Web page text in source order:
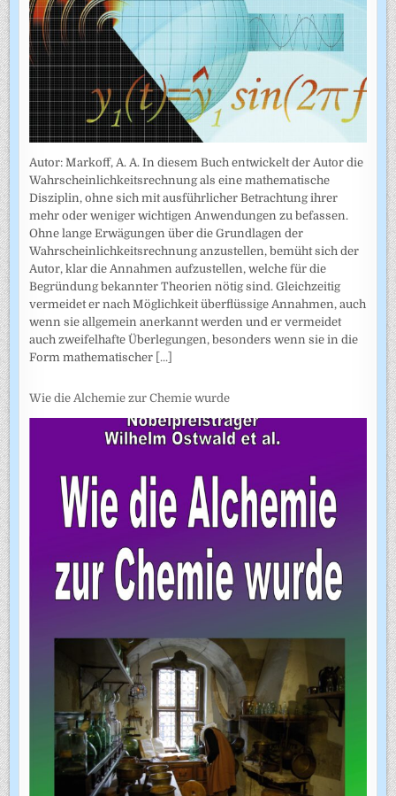
Autor: Markoff, A. A. In diesem Buch entwickelt der Autor die
Wahrscheinlichkeitsrechnung als eine mathematische
Disziplin, ohne sich mit ausführlicher Betrachtung ihrer
mehr oder weniger wichtigen Anwendungen zu befassen.
Ohne lange Erwägungen über die Grundlagen der
Wahrscheinlich­keitsrechnung anzustellen, bemüht sich der
Autor, klar die Annahmen auf­zustellen, welche für die
Begründung bekannter Theorien nötig sind. Gleichzeitig
vermeidet er nach Möglichkeit überflüssige Annahmen, auch
wenn sie allgemein anerkannt werden und er vermeidet
auch zweifel­hafte Überlegungen, besonders wenn sie in die
Form mathematischer [...]
Wie die Alchemie zur Chemie wurde